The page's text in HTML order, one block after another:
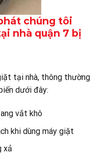
chúng tôi
nhà quận 7 bị
tại nhà, thông thường
dưới đây:
vắt khô
khi dùng máy giặt
xả